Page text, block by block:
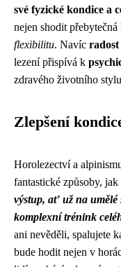
své fyzické kondice a
nejen shodit
flexibilitu. Navíc
lezení přispívá k
zdravého životního
Zlepšení
Horolezectví a
fantastické způsoby,
výstup, ať už na umělé
komplexní trénink
ani nevěděli, spalujete
bude hodit nejen v